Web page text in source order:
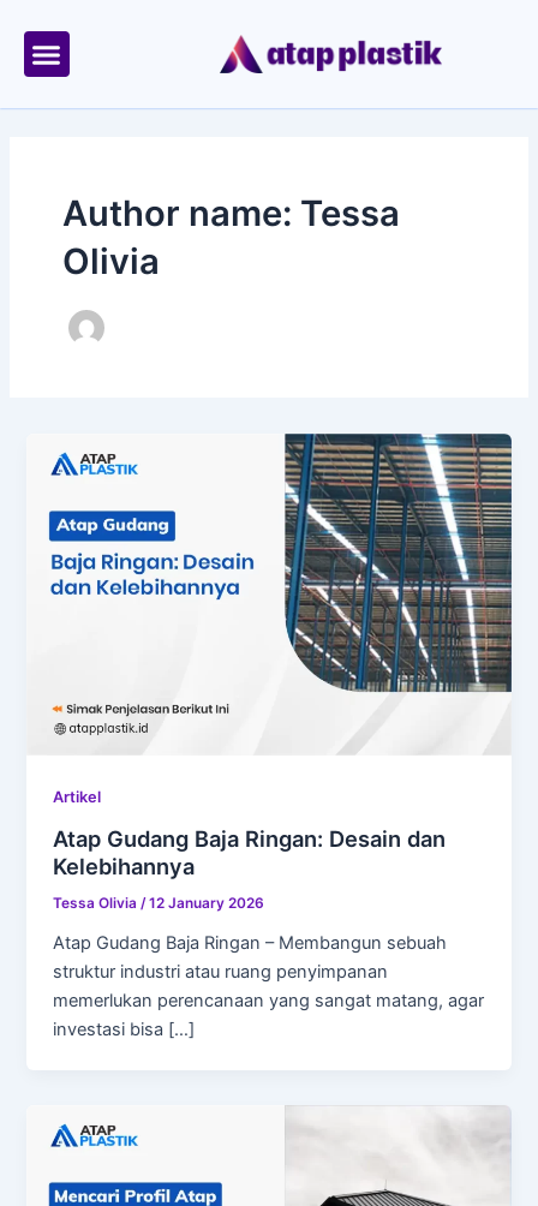
content
Author name: Tessa
Olivia
Artikel
Atap Gudang Baja Ringan: Desain dan
Kelebihannya
Tessa Olivia /12 January 2026
Atap Gudang Baja Ringan – Membangun sebuah
struktur industri atau ruang penyimpanan
memerlukan perencanaan yang sangat matang, agar
investasi bisa […]